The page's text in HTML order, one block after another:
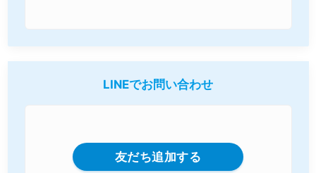
LINEでお問い合わせ
友だち追加する